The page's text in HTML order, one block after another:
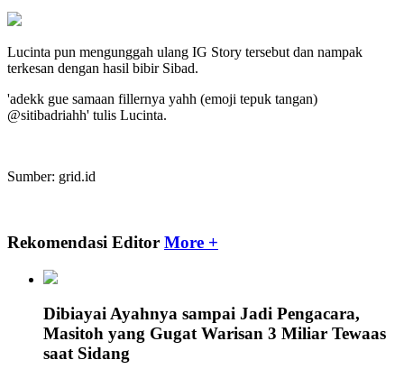
Lucinta pun mengunggah ulang IG Story tersebut dan nampak
terkesan dengan hasil bibir Sibad.
'adekk gue samaan fillernya yahh (emoji tepuk tangan)
@sitibadriahh' tulis Lucinta.
Sumber: grid.id
Rekomendasi Editor More +
Dibiayai Ayahnya sampai Jadi Pengacara,
Masitoh yang Gugat Warisan 3 Miliar Tewaas
saat Sidang